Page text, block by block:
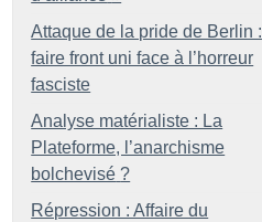
Attaque de la pride de Berlin :
faire front uni face à l’horreur
fasciste
Analyse matérialiste : La
Plateforme, l’anarchisme
bolchevisé ?
Répression : Affaire du